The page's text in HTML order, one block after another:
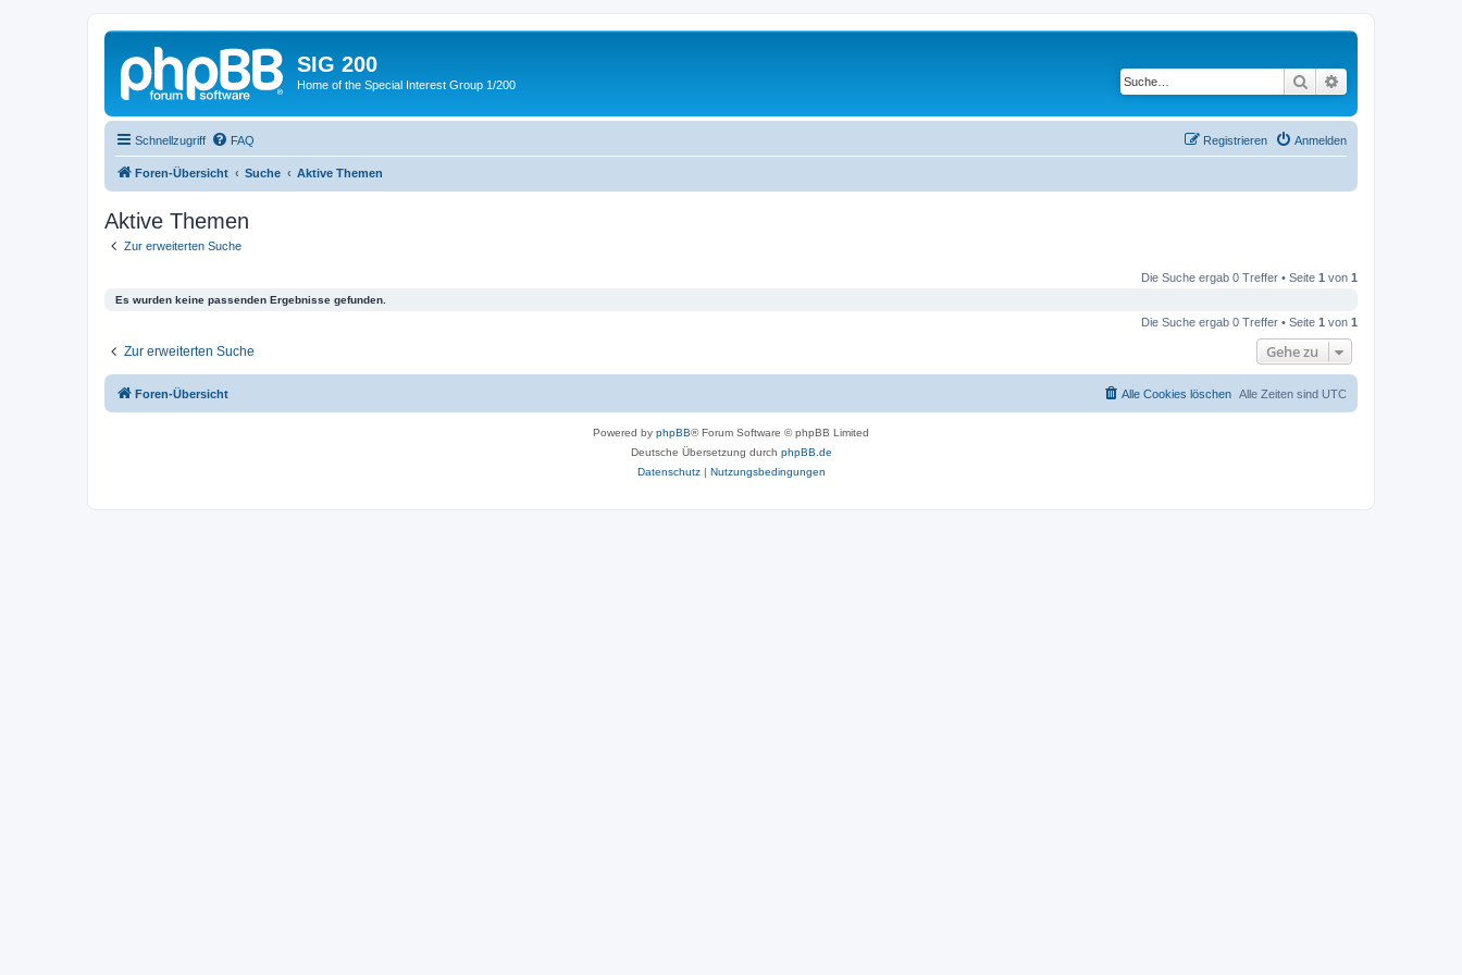
SIG 200
Home of the Special Interest Group 1/200 Suche
Schnellzugriff FAQ Anmelden
Registrieren
Foren-Übersicht Suche Aktive Themen
Aktive Themen
Zur erweiterten Suche
Die Suche ergab 0 Treffer • Seite 1 von 1
Es wurden keine passenden Ergebnisse gefunden.
Die Suche ergab 0 Treffer • Seite 1 von 1
Zur erweiterten Suche Gehe zu
Foren-Übersicht Alle Zeiten sind UTC
Alle Cookies löschen
Powered by phpBB® Forum Software © phpBB Limited
Deutsche Übersetzung durch phpBB.de
Datenschutz| Nutzungsbedingungen